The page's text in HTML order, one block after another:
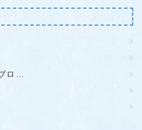
ロ…